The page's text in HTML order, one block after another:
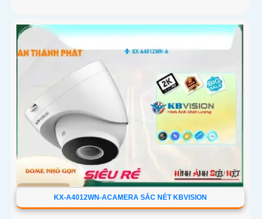
KX-A4012WN-ACAMERA SẮC NÉT KBVISION